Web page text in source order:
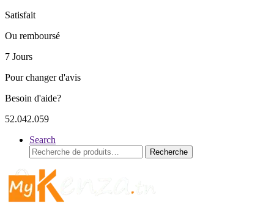
Satisfait
Ou remboursé
7 Jours
Pour changer d'avis
Besoin d'aide?
52.042.059
Search
Recherche
pour :
Recherche